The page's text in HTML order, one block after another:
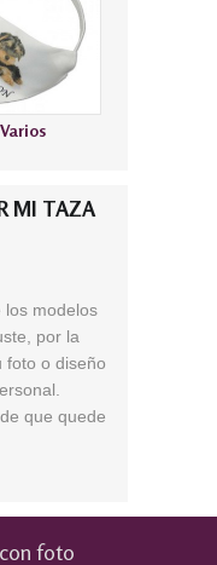
Varios
MI TAZA
los modelos
por la
foto o diseño
que quede
foto